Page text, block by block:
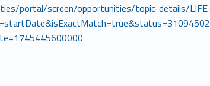
portal/screen/opportunities/topic-details/